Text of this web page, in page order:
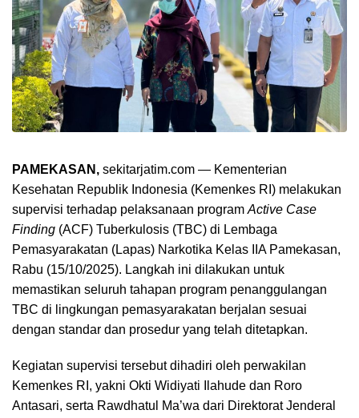
PAMEKASAN, sekitarjatim.com — Kementerian
Kesehatan Republik Indonesia (Kemenkes RI) melakukan
supervisi terhadap pelaksanaan program Active Case
Finding (ACF) Tuberkulosis (TBC) di Lembaga
Pemasyarakatan (Lapas) Narkotika Kelas IIA Pamekasan,
Rabu (15/10/2025). Langkah ini dilakukan untuk
memastikan seluruh tahapan program penanggulangan
TBC di lingkungan pemasyarakatan berjalan sesuai
dengan standar dan prosedur yang telah ditetapkan.
Kegiatan supervisi tersebut dihadiri oleh perwakilan
Kemenkes RI, yakni Okti Widiyati Ilahude dan Roro
Antasari, serta Rawdhatul Ma’wa dari Direktorat Jenderal